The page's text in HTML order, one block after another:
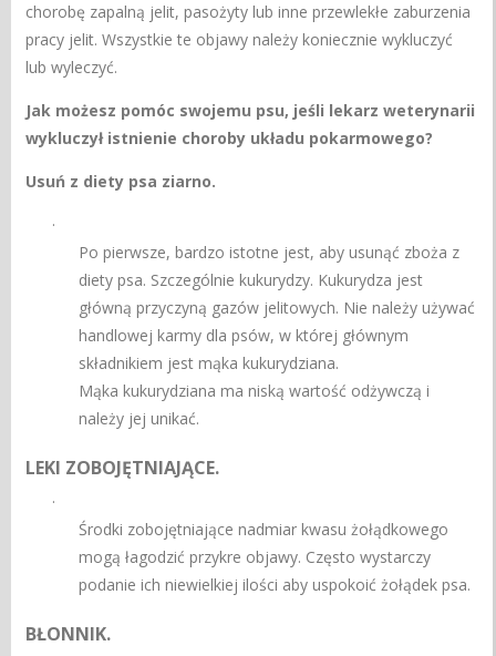
chorobę zapalną jelit, pasożyty lub inne przewlekłe zaburzenia
pracy jelit. Wszystkie te objawy należy koniecznie wykluczyć
lub wyleczyć.
Jak możesz pomóc swojemu psu, jeśli lekarz weterynarii
wykluczył istnienie choroby układu pokarmowego?
Usuń z diety psa ziarno.
·
Po pierwsze, bardzo istotne jest, aby usunąć zboża z
diety psa. Szczególnie kukurydzy. Kukurydza jest
główną przyczyną gazów jelitowych. Nie należy używać
handlowej karmy dla psów, w której głównym
składnikiem jest mąka kukurydziana.
Mąka kukurydziana ma niską wartość odżywczą i
należy jej unikać.
LEKI ZOBOJĘTNIAJĄCE.
·
Środki zobojętniające nadmiar kwasu żołądkowego
mogą łagodzić przykre objawy. Często wystarczy
podanie ich niewielkiej ilości aby uspokoić żołądek psa.
BŁONNIK.